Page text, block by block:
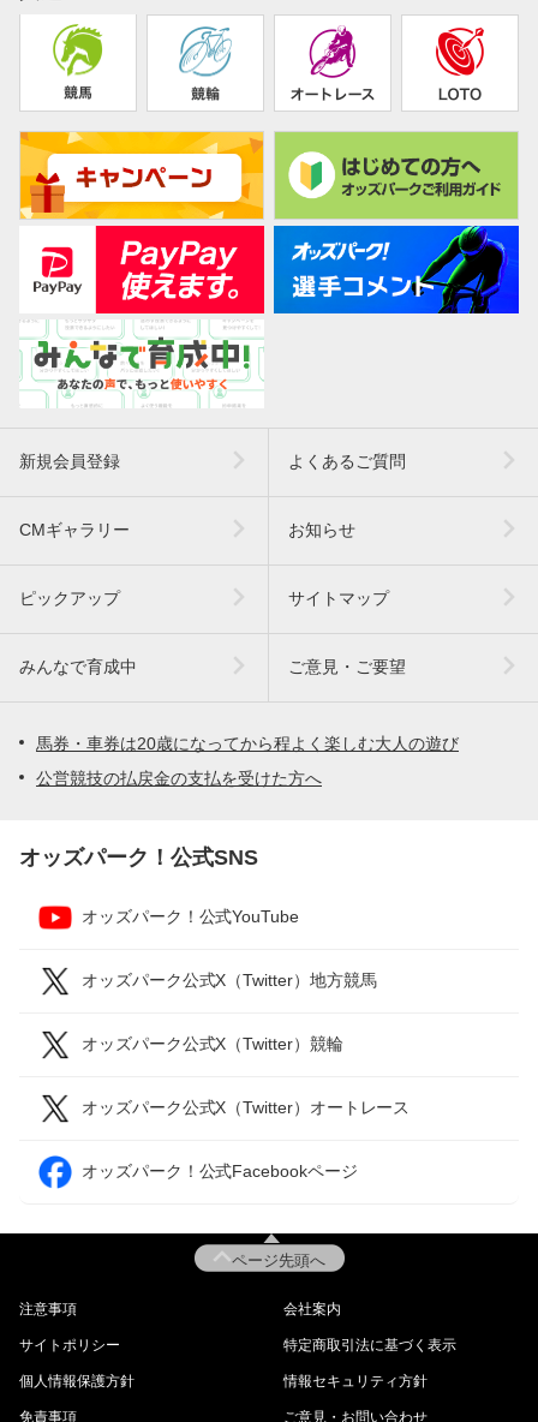
新規会員登録 よくあるご質問
CMギャラリー お知らせ
ピックアップ サイトマップ
みんなで育成中 ご意見・ご要望
馬券・車券は20歳になってから程よく楽しむ大人の遊び
公営競技の払戻金の支払を受けた方へ
オッズパーク！公式SNS
オッズパーク！公式YouTube
オッズパーク公式X（Twitter）地方競馬
オッズパーク公式X（Twitter）競輪
オッズパーク公式X（Twitter）オートレース
オッズパーク！公式Facebookページ
ページ先頭へ
注意事項 会社案内
サイトポリシー 特定商取引法に基づく表示
個人情報保護方針 情報セキュリティ方針
免責事項 ご意見・お問い合わせ